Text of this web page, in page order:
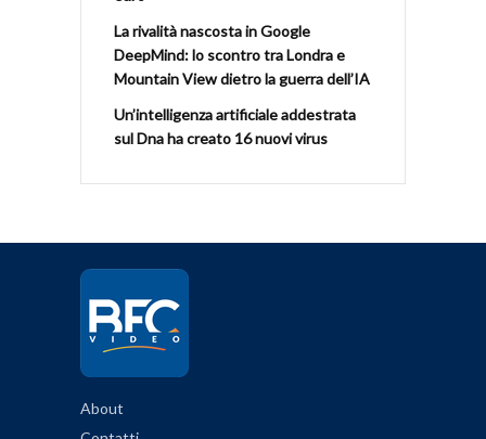
La rivalità nascosta in Google
DeepMind: lo scontro tra Londra e
Mountain View dietro la guerra dell’IA
Un’intelligenza artificiale addestrata
sul Dna ha creato 16 nuovi virus
About